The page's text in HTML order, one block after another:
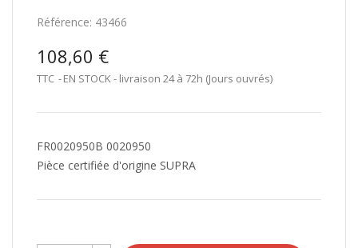
Référence: 43466
108,60 €
TTC EN STOCK - livraison 24 à 72h (Jours ouvrés)
FR0020950B 0020950
Pièce certifiée d'origine SUPRA